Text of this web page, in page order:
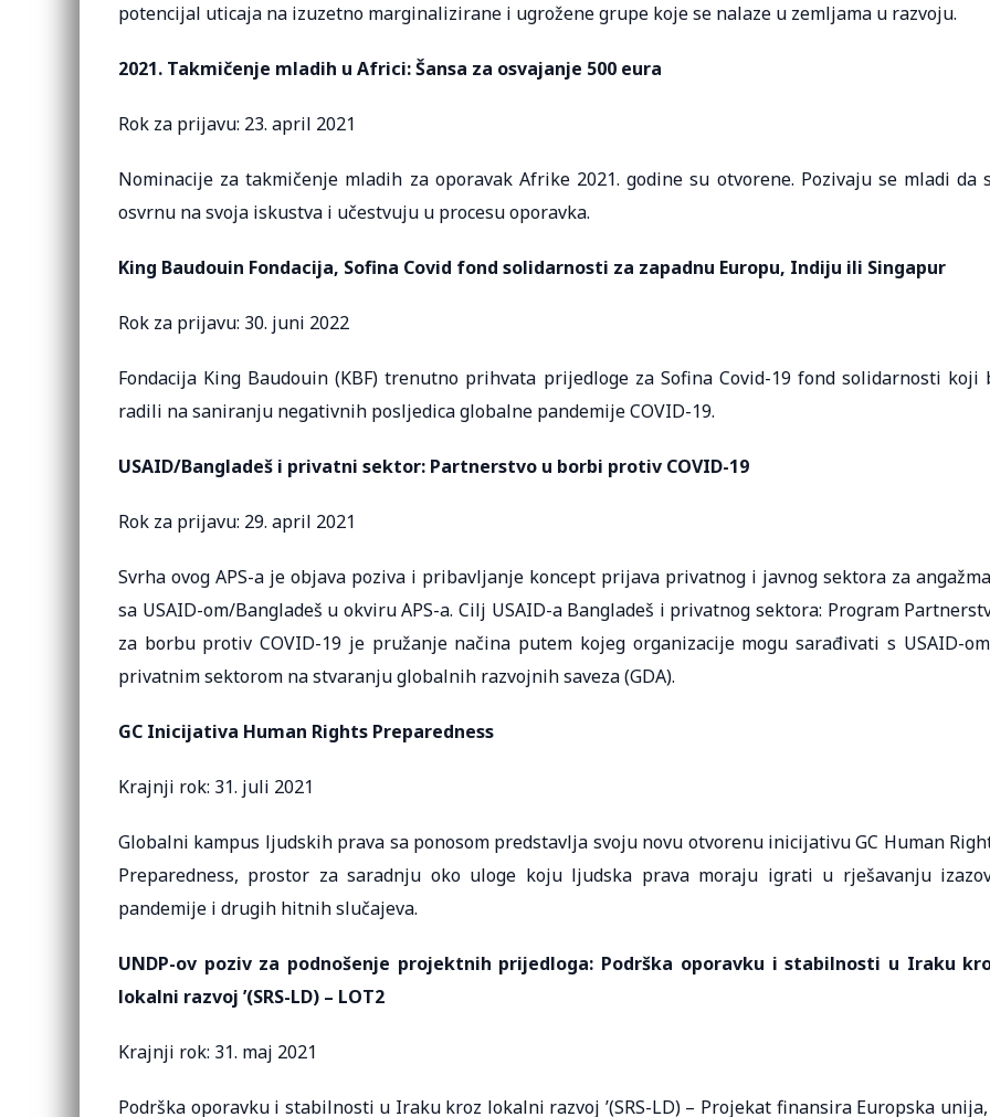
potencijal uticaja na izuzetno marginalizirane i ugrožene grupe koje se nalaze u zemljama u razvoju.
2021. Takmičenje mladih u Africi: Šansa za osvajanje 500 eura
Rok za prijavu: 23. april 2021
Nominacije za takmičenje mladih za oporavak Afrike 2021. godine su otvorene. Pozivaju se mladi da
osvrnu na svoja iskustva i učestvuju u procesu oporavka.
King Baudouin Fondacija, Sofina Covid fond solidarnosti za zapadnu Europu, Indiju ili Singapur
Rok za prijavu: 30. juni 2022
Fondacija King Baudouin (KBF) trenutno prihvata prijedloge za Sofina Covid-19 fond solidarnosti koji
radili na saniranju negativnih posljedica globalne pandemije COVID-19.
USAID/Bangladeš i privatni sektor: Partnerstvo u borbi protiv COVID-19
Rok za prijavu: 29. april 2021
Svrha ovog APS-a je objava poziva i pribavljanje koncept prijava privatnog i javnog sektora za
sa USAID-om/Bangladeš u okviru APS-a. Cilj USAID-a Bangladeš i privatnog sektora: Program
za borbu protiv COVID-19 je pružanje načina putem kojeg organizacije mogu sarađivati ​​s USAID-
privatnim sektorom na stvaranju globalnih razvojnih saveza (GDA).
GC Inicijativa Human Rights Preparedness
Krajnji rok: 31. juli 2021
Globalni kampus ljudskih prava sa ponosom predstavlja svoju novu otvorenu inicijativu GC Human
Preparedness, prostor za saradnju oko uloge koju ljudska prava moraju igrati u rješavanju
pandemije i drugih hitnih slučajeva.
UNDP-ov poziv za podnošenje projektnih prijedloga: Podrška oporavku i stabilnosti u Iraku
lokalni razvoj ’(SRS-LD) – LOT2
Krajnji rok: 31. maj 2021
Podrška oporavku i stabilnosti u Iraku kroz lokalni razvoj ’(SRS-LD) – Projekat finansira Europska